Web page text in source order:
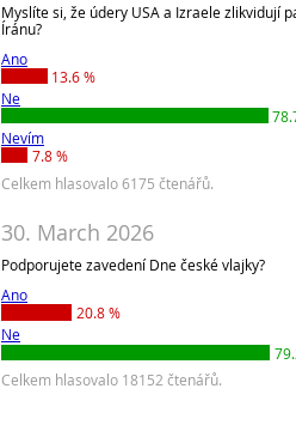
Myslíte si, že údery USA a Izraele zlikvidují
Íránu?
Ano
13.6 %
Ne
Nevím
7.8 %
Celkem hlasovalo 6175 čtenářů.
30. March 2026
Podporujete zavedení Dne české vlajky?
Ano
20.8 %
Ne
Celkem hlasovalo 18152 čtenářů.